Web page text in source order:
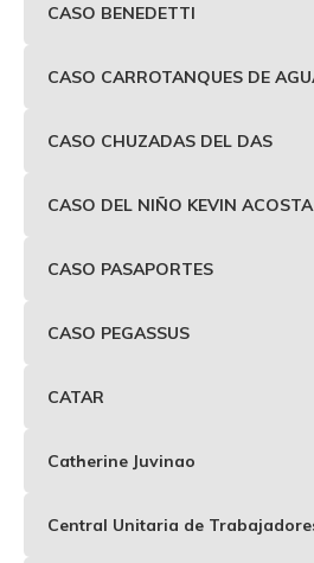
CASO BENEDETTI
CASO CARROTANQUES DE
CASO CHUZADAS DEL DAS
CASO DEL NIÑO KEVIN ACOSTA
CASO PASAPORTES
CASO PEGASSUS
CATAR
Catherine Juvinao
Central Unitaria de